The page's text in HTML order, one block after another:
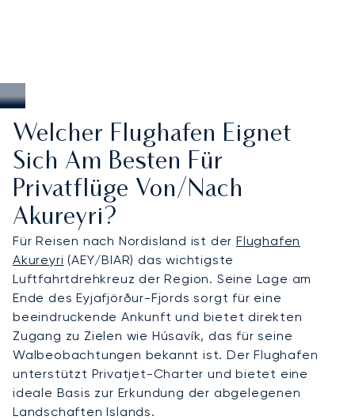
Welcher Flughafen Eignet
Sich Am Besten Für
Privatflüge Von/nach
Akureyri?
Für Reisen nach Nordisland ist derFlughafen
Akureyri (AEY/BIAR) das wichtigste
Luftfahrtdrehkreuz der Region. Seine Lage am
Ende des Eyjafjörður-Fjords sorgt für eine
beeindruckende Ankunft und bietet direkten
Zugang zu Zielen wie Húsavík, das für seine
Walbeobachtungen bekannt ist. Der Flughafen
unterstützt Privatjet-Charter und bietet eine
ideale Basis zur Erkundung der abgelegenen
Landschaften Islands.